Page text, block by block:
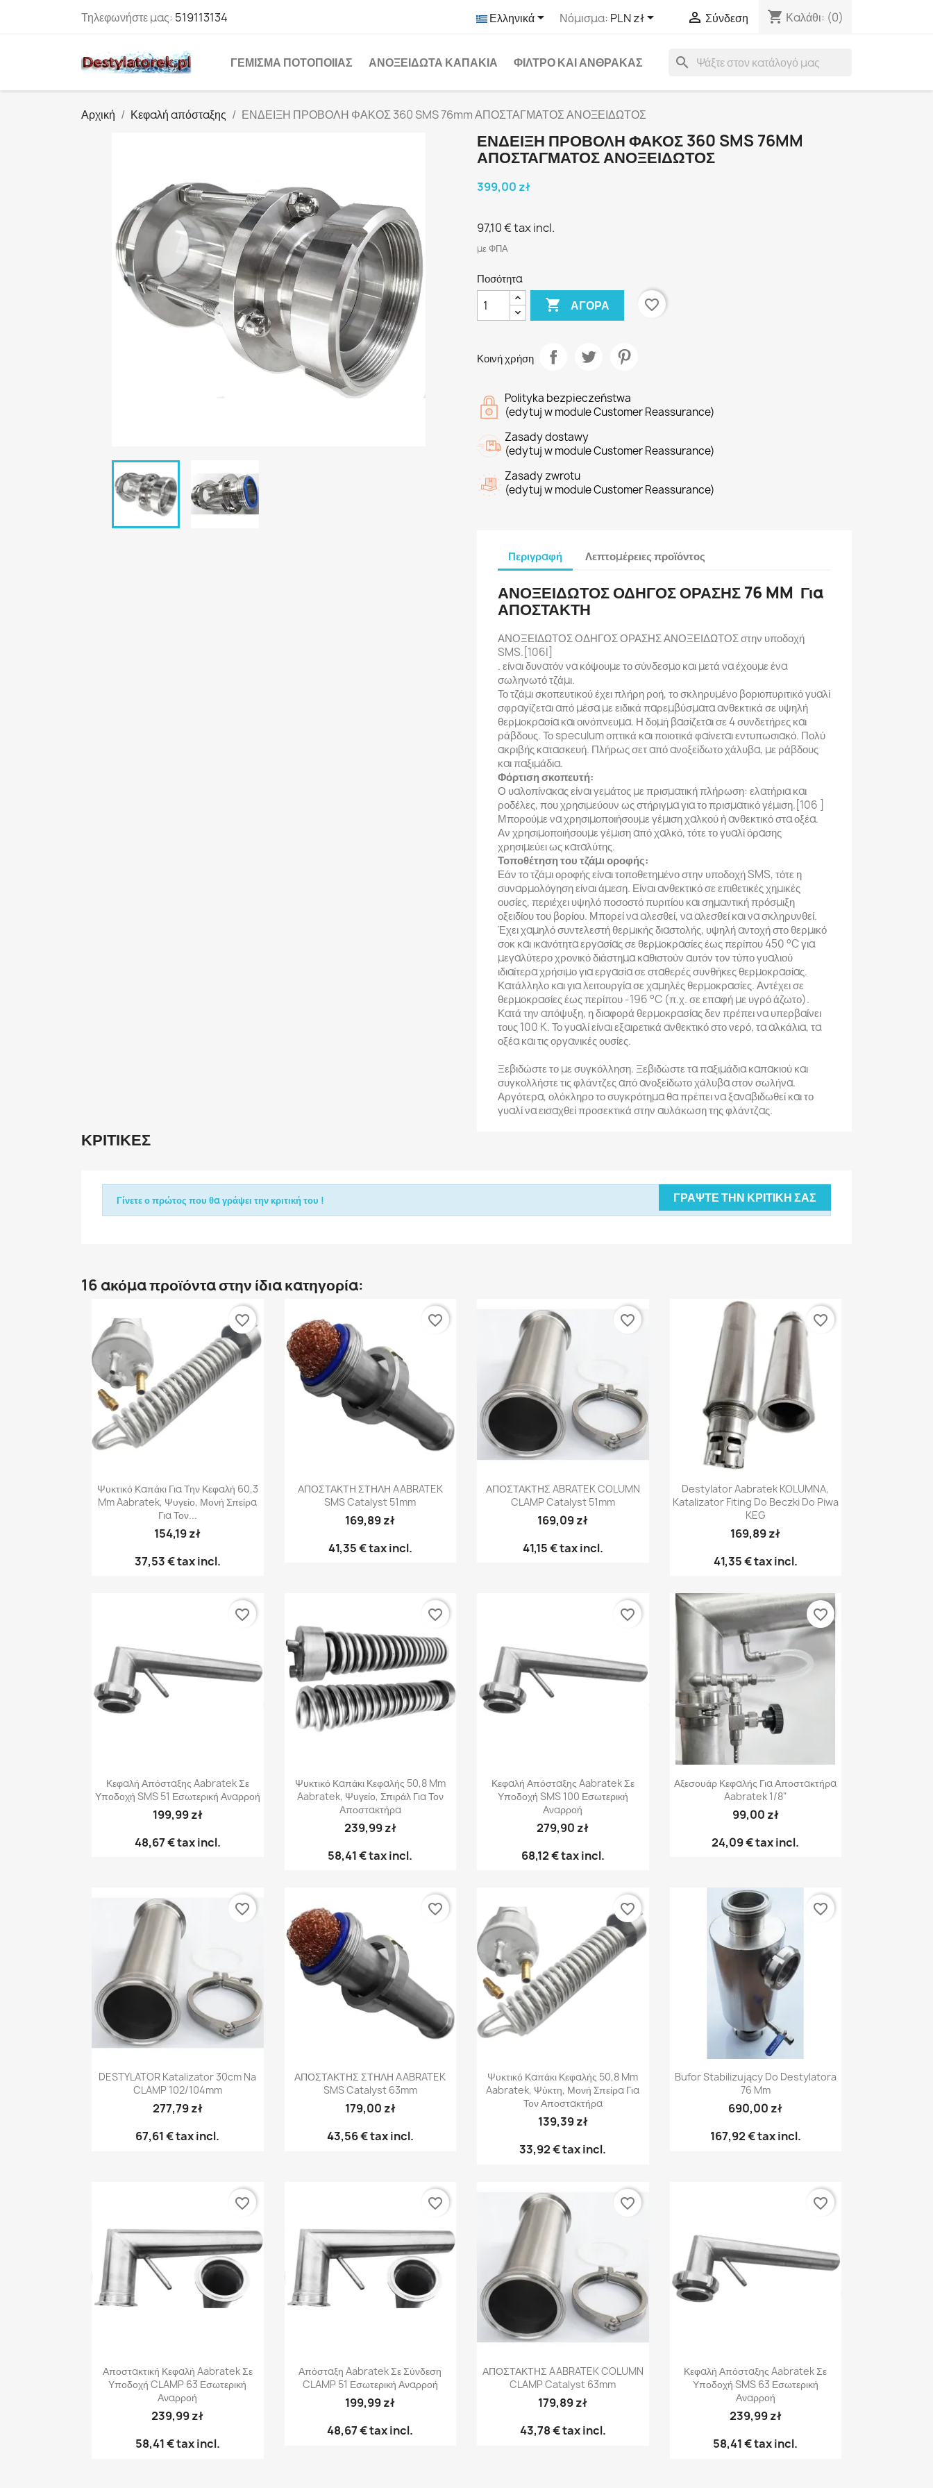
Τηλεφωνήστε μας: 519113134 Ελληνικά Νόμισμα: PLN zł  Σύνδεση shopping_cart Καλάθι: (0)
search
ΓΈΜΙΣΜΑ ΠΟΤΟΠΟΙΊΑΣ ΑΝΟΞΕΊΔΩΤΑ ΚΑΠΆΚΙΑ ΦΊΛΤΡΟ ΚΑΙ ΆΝΘΡΑΚΑΣ
Αρχική Κεφαλή απόσταξης ΕΝΔΕΙΞΗ ΠΡΟΒΟΛΗ ΦΑΚΟΣ 360 SMS 76mm ΑΠΟΣΤΑΓΜΑΤΟΣ ΑΝΟΞΕΙΔΩΤΟΣ
ΕΝΔΕΙΞΗ ΠΡΟΒΟΛΗ ΦΑΚΟΣ 360 SMS 76MM
ΑΠΟΣΤΑΓΜΑΤΟΣ ΑΝΟΞΕΙΔΩΤΟΣ
399,00 zł
97,10 €tax incl.
με ΦΠΑ
Ποσότητα
 ΑΓΟΡΆ favorite_border
Κοινή χρήση
Polityka bezpieczeństwa
(edytuj w module Customer Reassurance)
Zasady dostawy
(edytuj w module Customer Reassurance)
Zasady zwrotu
(edytuj w module Customer Reassurance)
Περιγραφή Λεπτομέρειες προϊόντος
ΑΝΟΞΕΙΔΩΤΟΣ ΟΔΗΓΟΣ ΟΡΑΣΗΣ 76 MM Για
ΑΠΟΣΤΑΚΤΗ
ΑΝΟΞΕΙΔΩΤΟΣ ΟΔΗΓΟΣ ΟΡΑΣΗΣ ΑΝΟΞΕΙΔΩΤΟΣ στην υποδοχή
SMS.[106I]
. είναι δυνατόν να κόψουμε το σύνδεσμο και μετά να έχουμε ένα
σωληνωτό τζάμι.
Το τζάμι σκοπευτικού έχει πλήρη ροή, το σκληρυμένο βοριοπυριτικό γυαλί
σφραγίζεται από μέσα με ειδικά παρεμβύσματα ανθεκτικά σε υψηλή
θερμοκρασία και οινόπνευμα. Η δομή βασίζεται σε 4 συνδετήρες και
ράβδους. Το speculum οπτικά και ποιοτικά φαίνεται εντυπωσιακό. Πολύ
ακριβής κατασκευή. Πλήρως σετ από ανοξείδωτο χάλυβα, με ράβδους
και παξιμάδια.
Φόρτιση σκοπευτή:
Ο υαλοπίνακας είναι γεμάτος με πρισματική πλήρωση: ελατήρια και
ροδέλες, που χρησιμεύουν ως στήριγμα για το πρισματικό γέμιση.[106 ]
Μπορούμε να χρησιμοποιήσουμε γέμιση χαλκού ή ανθεκτικό στα οξέα.
Αν χρησιμοποιήσουμε γέμιση από χαλκό, τότε το γυαλί όρασης
χρησιμεύει ως καταλύτης.
Τοποθέτηση του τζάμι οροφής:
Εάν το τζάμι οροφής είναι τοποθετημένο στην υποδοχή SMS, τότε η
συναρμολόγηση είναι άμεση. Είναι ανθεκτικό σε επιθετικές χημικές
ουσίες, περιέχει υψηλό ποσοστό πυριτίου και σημαντική πρόσμιξη
οξειδίου του βορίου. Μπορεί να αλεσθεί, να αλεσθεί και να σκληρυνθεί.
Έχει χαμηλό συντελεστή θερμικής διαστολής, υψηλή αντοχή στο θερμικό
σοκ και ικανότητα εργασίας σε θερμοκρασίες έως περίπου 450 °C για
μεγαλύτερο χρονικό διάστημα καθιστούν αυτόν τον τύπο γυαλιού
ιδιαίτερα χρήσιμο για εργασία σε σταθερές συνθήκες θερμοκρασίας.
Κατάλληλο και για λειτουργία σε χαμηλές θερμοκρασίες. Αντέχει σε
θερμοκρασίες έως περίπου -196 °C (π.χ. σε επαφή με υγρό άζωτο).
Κατά την απόψυξη, η διαφορά θερμοκρασίας δεν πρέπει να υπερβαίνει
τους 100 K. Το γυαλί είναι εξαιρετικά ανθεκτικό στο νερό, τα αλκάλια, τα
οξέα και τις οργανικές ουσίες.
Ξεβιδώστε το με συγκόλληση. Ξεβιδώστε τα παξιμάδια καπακιού και
συγκολλήστε τις φλάντζες από ανοξείδωτο χάλυβα στον σωλήνα.
Αργότερα, ολόκληρο το συγκρότημα θα πρέπει να ξαναβιδωθεί και το
γυαλί να εισαχθεί προσεκτικά στην αυλάκωση της φλάντζας.
ΚΡΙΤΙΚΈΣ
ΓΡΆΨΤΕ ΤΗΝ ΚΡΙΤΙΚΉ ΣΑΣ
Γίνετε ο πρώτος που θα γράψει την κριτική του !
16 ακόμα προϊόντα στην ίδια κατηγορία:
Γρήγορη προβολή
Ψυκτικό Καπάκι Για Την Κεφαλή 60,3
Mm Aabratek, Ψυγείο, Μονή Σπείρα
Για Τον...
154,19 zł
37,53 €tax incl.
favorite_border
Γρήγορη προβολή
ΑΠΟΣΤΑΚΤΗ ΣΤΗΛΗ AABRATEK
SMS Catalyst 51mm
169,89 zł
41,35 €tax incl.
favorite_border
Γρήγορη προβολή
ΑΠΟΣΤΑΚΤΗΣ ABRATEK COLUMN
CLAMP Catalyst 51mm
169,09 zł
41,15 €tax incl.
favorite_border
Γρήγορη προβολή
Destylator Aabratek KOLUMNA,
Katalizator Fiting Do Beczki Do Piwa
KEG
169,89 zł
41,35 €tax incl.
favorite_border
 Γρήγορη προβολή
Κεφαλή Απόσταξης Aabratek Σε
Υποδοχή SMS 51 Εσωτερική Αναρροή
199,99 zł
48,67 €tax incl.
favorite_border
 Γρήγορη προβολή
Ψυκτικό Καπάκι Κεφαλής 50,8 Mm
Aabratek, Ψυγείο, Σπιράλ Για Τον
Αποστακτήρα
239,99 zł
58,41 €tax incl.
favorite_border
 Γρήγορη προβολή
Κεφαλή Απόσταξης Aabratek Σε
Υποδοχή SMS 100 Εσωτερική
Αναρροή
279,90 zł
68,12 €tax incl.
favorite_border
Γρήγορη προβολή
Αξεσουάρ Κεφαλής Για Αποστακτήρα
Aabratek 1/8"
99,00 zł
24,09 €tax incl.
favorite_border
Γρήγορη προβολή
DESTYLATOR Katalizator 30cm Na
CLAMP 102/104mm
277,79 zł
67,61 €tax incl.
favorite_border
Γρήγορη προβολή
ΑΠΟΣΤΑΚΤΗΣ ΣΤΗΛΗ AABRATEK
SMS Catalyst 63mm
179,00 zł
43,56 €tax incl.
favorite_border
 Γρήγορη προβολή
Ψυκτικό Καπάκι Κεφαλής 50,8 Mm
Aabratek, Ψύκτη, Μονή Σπείρα Για
Τον Αποστακτήρα
139,39 zł
33,92 €tax incl.
favorite_border
Γρήγορη προβολή
Bufor Stabilizujący Do Destylatora
76 Mm
690,00 zł
167,92 €tax incl.
favorite_border
Γρήγορη προβολή
Αποστακτική Κεφαλή Aabratek Σε
Υποδοχή CLAMP 63 Εσωτερική
Αναρροή
239,99 zł
58,41 €tax incl.
favorite_border
Γρήγορη προβολή
Απόσταξη Aabratek Σε Σύνδεση
CLAMP 51 Εσωτερική Αναρροή
199,99 zł
48,67 €tax incl.
favorite_border
Γρήγορη προβολή
ΑΠΟΣΤΑΚΤΗΣ AABRATEK COLUMN
CLAMP Catalyst 63mm
179,89 zł
43,78 €tax incl.
favorite_border
 Γρήγορη προβολή
Κεφαλή Απόσταξης Aabratek Σε
Υποδοχή SMS 63 Εσωτερική
Αναρροή
239,99 zł
58,41 €tax incl.
favorite_border